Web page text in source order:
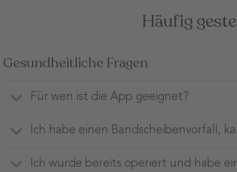
Häufig
Gesundheitliche Fragen
Für wen ist die App geeignet?
Ich habe einen Bandscheibenvorfall,
Ich wurde bereits operiert und habe